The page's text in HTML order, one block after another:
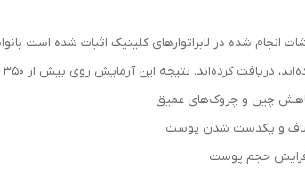
دریافت کرده‌اند. نتیجه این آزمایش روی بیش از ۳۵۰ نفر را در ادامه مشاهده خواهید کرد.